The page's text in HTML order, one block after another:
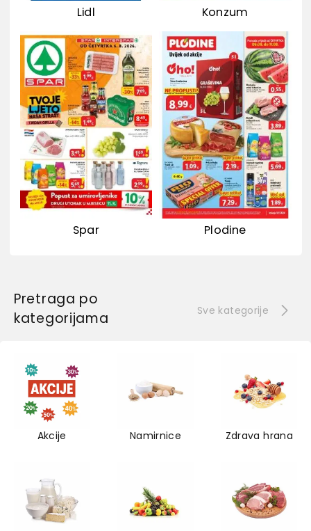
Lidl Konzum
Spar Plodine
Pretraga po
kategorijama
Sve kategorije
Akcije Namirnice Zdrava hrana